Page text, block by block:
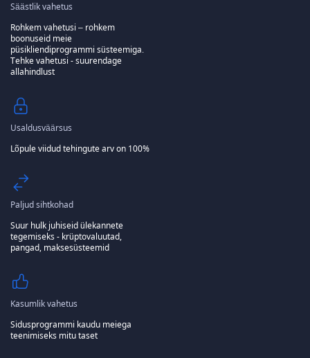
Säästlik vahetus
Rohkem vahetusi – rohkem
boonuseid meie
püsikliendiprogrammi süsteemiga.
Tehke vahetusi - suurendage
allahindlust
Usaldusväärsus
Lõpule viidud tehingute arv on 100%
Paljud sihtkohad
Suur hulk juhiseid ülekannete
tegemiseks - krüptovaluutad,
pangad, maksesüsteemid
Kasumlik vahetus
Sidusprogrammi kaudu meiega
teenimiseks mitu taset